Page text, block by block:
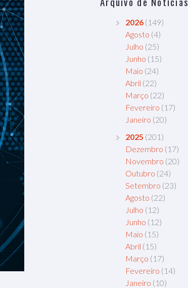
2026 (149)
Agosto (4)
Julho (25)
Junho (15)
Maio (24)
Abril (22)
Março (22)
Fevereiro (17)
Janeiro (20)
2025 (201)
Dezembro (17)
Novembro (20)
Outubro (24)
Setembro (23)
Agosto (22)
Julho (12)
Junho (12)
Maio (15)
Abril (15)
Março (17)
Fevereiro (14)
Janeiro (10)